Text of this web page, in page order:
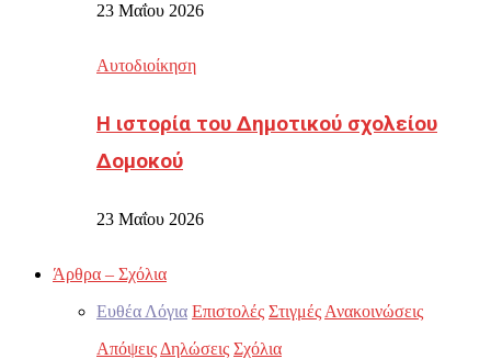
23 Μαΐου 2026
Αυτοδιοίκηση
Η ιστορία του Δημοτικού σχολείου
Δομοκού
23 Μαΐου 2026
Άρθρα – Σχόλια
Ευθέα Λόγια Επιστολές Στιγμές Ανακοινώσεις
Απόψεις Δηλώσεις Σχόλια